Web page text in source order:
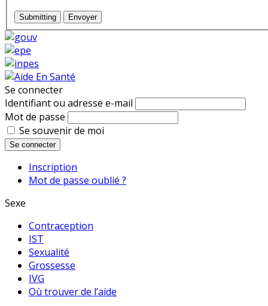
Submitting Envoyer
Se connecter
Identifiant ou adresse e-mail
Mot de passe
Se souvenir de moi
Se connecter
Inscription
Mot de passe oublié ?
Sexe
Contraception
IST
Sexualité
Grossesse
IVG
Où trouver de l’aide